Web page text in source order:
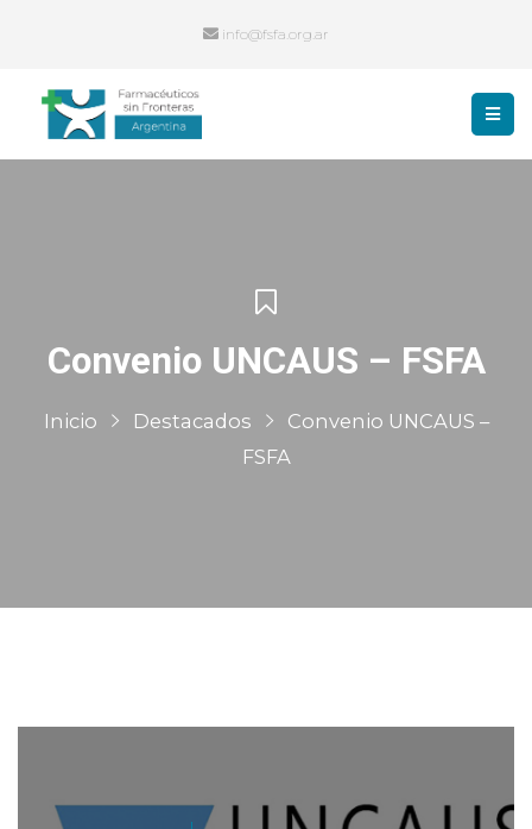
info@fsfa.org.ar
Convenio UNCAUS – FSFA
Inicio Destacados
Convenio UNCAUS –
FSFA